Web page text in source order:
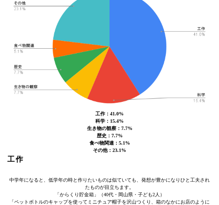
工作：41.0%
科学：15.4%
生き物の観察：7.7%
歴史：7.7%
食べ物関連：5.1%
その他：23.1%
工作
中学年になると、低学年の時と作りたいものは似ていても、発想が豊かになりひと工夫され
たものが目立ちます。
「からくり貯金箱」（40代・岡山県・子ども2人）
「ペットボトルのキャップを使ってミニチュア帽子を沢山つくり、箱のなかにお店のように